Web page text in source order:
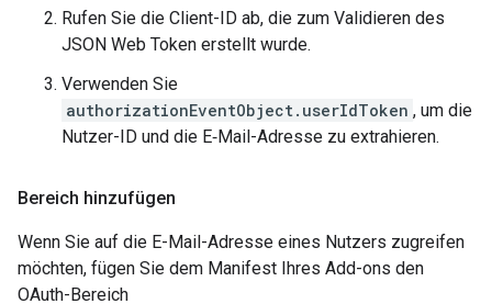
Rufen Sie die Client-ID ab, die zum Validieren des
JSON Web Token erstellt wurde.
Verwenden Sie
authorizationEventObject.userIdToken , um die
Nutzer-ID und die E‑Mail-Adresse zu extrahieren.
Bereich hinzufügen
Wenn Sie auf die E-Mail-Adresse eines Nutzers zugreifen
möchten, fügen Sie dem Manifest Ihres Add-ons den
OAuth-Bereich